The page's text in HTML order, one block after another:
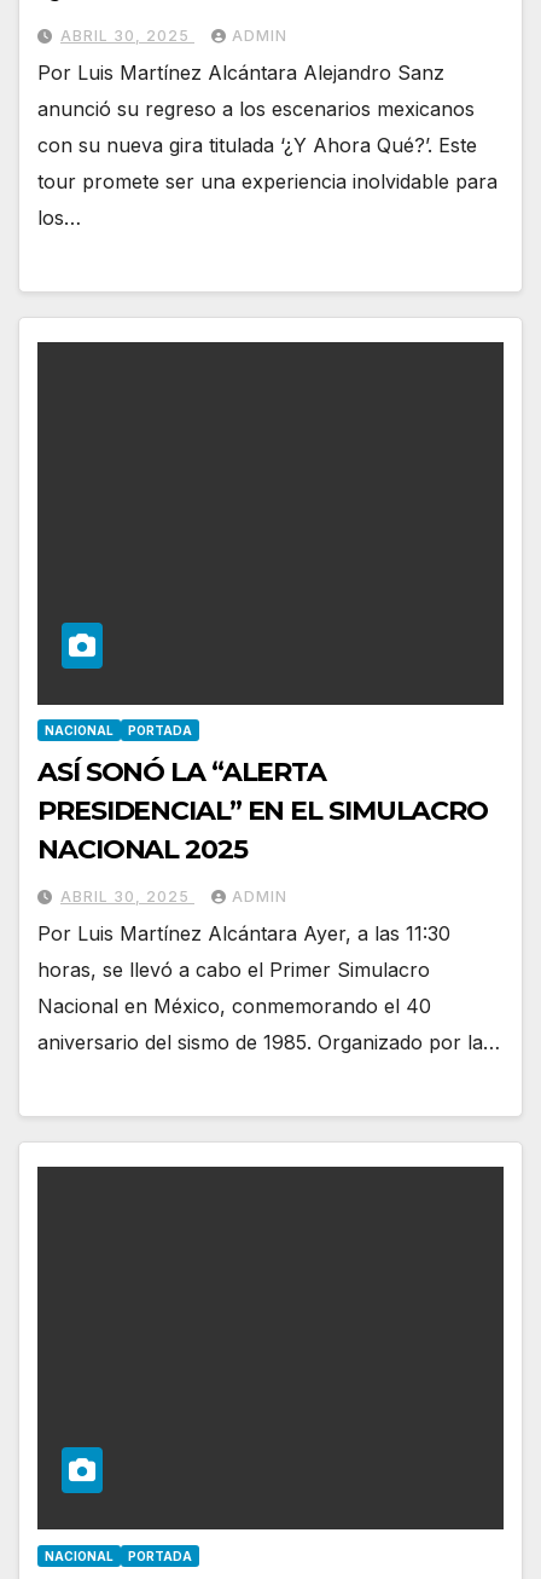
ABRIL 30, 2025 ADMIN
Por Luis Martínez Alcántara Alejandro Sanz
anunció su regreso a los escenarios mexicanos
con su nueva gira titulada ‘¿Y Ahora Qué?’. Este
tour promete ser una experiencia inolvidable para
los…
NACIONAL PORTADA
ASÍ SONÓ LA “ALERTA
PRESIDENCIAL” EN EL SIMULACRO
NACIONAL 2025
ABRIL 30, 2025 ADMIN
Por Luis Martínez Alcántara Ayer, a las 11:30
horas, se llevó a cabo el Primer Simulacro
Nacional en México, conmemorando el 40
aniversario del sismo de 1985. Organizado por la…
NACIONAL PORTADA